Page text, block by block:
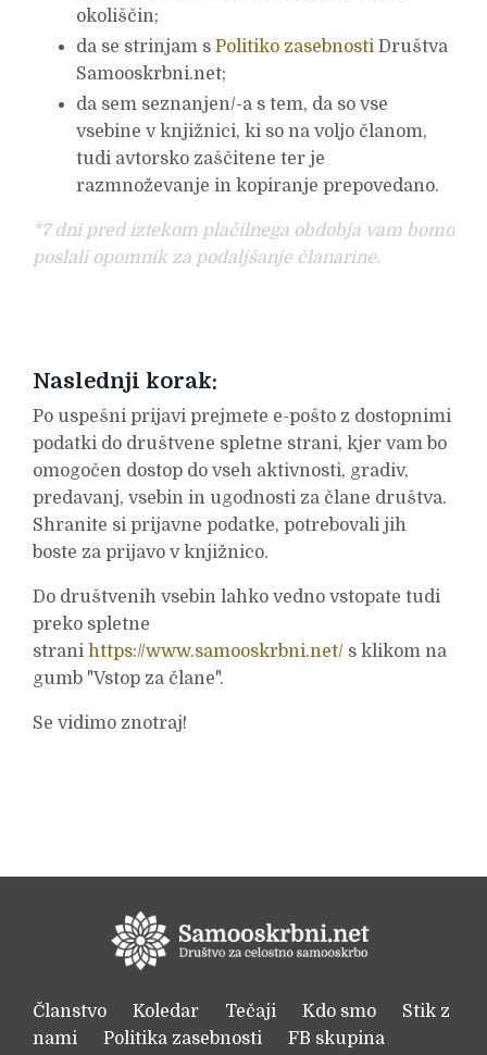
okoliščin;
da se strinjam s Politiko zasebnosti Društva
Samooskrbni.net;
da sem seznanjen/-a s tem, da so vse
vsebine v knjižnici, ki so na voljo članom,
tudi avtorsko zaščitene ter je
razmnoževanje in kopiranje prepovedano.
*7 dni pred iztekom plačilnega obdobja vam bomo
poslali opomnik za podaljšanje članarine.
Naslednji korak:
Po uspešni prijavi prejmete e-pošto z dostopnimi
podatki do društvene spletne strani, kjer vam bo
omogočen dostop do vseh aktivnosti, gradiv,
predavanj, vsebin in ugodnosti za člane društva.
Shranite si prijavne podatke, potrebovali jih
boste za prijavo v knjižnico.
Do društvenih vsebin lahko vedno vstopate tudi
preko spletne
strani https://www.samooskrbni.net/ s klikom na
gumb "Vstop za člane".
Se vidimo znotraj!
Članstvo Koledar Tečaji Kdo smo
Stik z
nami
Politika zasebnosti FB skupina